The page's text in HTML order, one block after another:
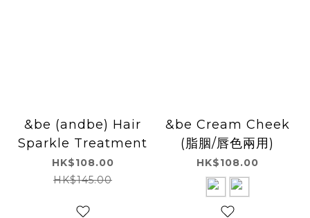
&be (andbe) Hair
Sparkle Treatment
HK$108.00
HK$145.00
&be Cream Cheek
(脂胭/唇色兩用)
HK$108.00